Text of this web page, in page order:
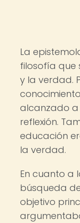
La
filosofía que
y la verdad.
alcanzado a
reflexión.
educación
la verdad.
En cuanto a
búsqueda
objetivo